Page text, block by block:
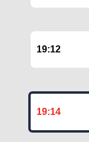
19:12
19:14